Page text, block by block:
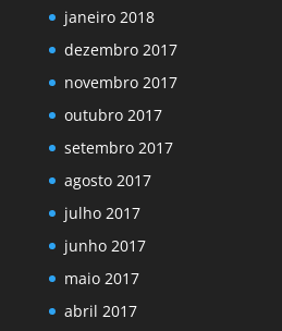
janeiro 2018
dezembro 2017
novembro 2017
outubro 2017
setembro 2017
agosto 2017
julho 2017
junho 2017
maio 2017
abril 2017